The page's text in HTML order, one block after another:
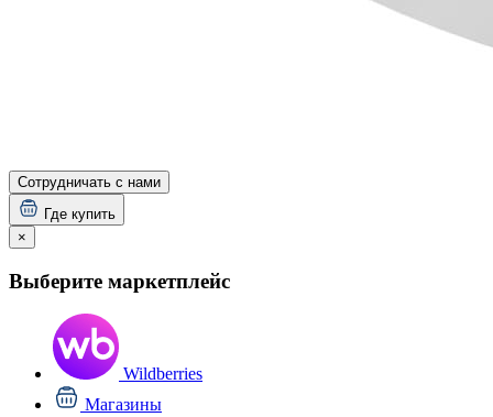
Сотрудничать с нами
Где купить
×
Выберите маркетплейс
Wildberries
Магазины